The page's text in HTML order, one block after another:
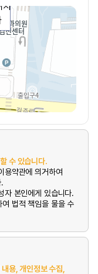
치
수 있습니다.
용약관에 의거하여
자 본인에게 있습니다.
법적 책임을 물을 수
용, 개인정보 수집,